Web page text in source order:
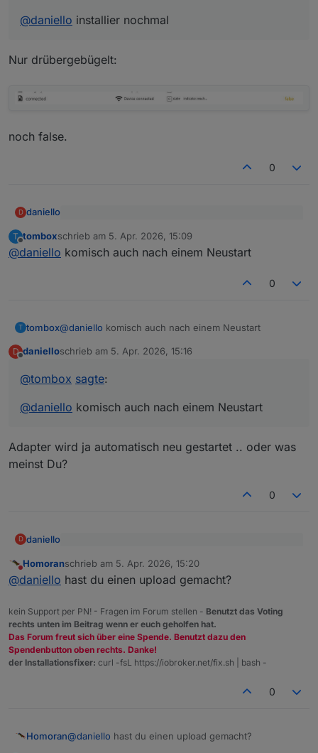
@daniello installier nochmal
Nur drübergebügelt:
noch false.
0
D daniello
@danielloinstallier nochmal
Nur drübergebügelt:
T
Offline
tomboxschrieb am 5. Apr. 2026, 15:09
zuletzt editiert von
@daniello komisch auch nach einem Neustart
0
T tombox@daniello komisch auch nach einem Neustart
D
Offline
danielloschrieb am 5. Apr. 2026, 15:16
zuletzt editiert von
@tombox sagte:
@daniello komisch auch nach einem Neustart
Adapter wird ja automatisch neu gestartet .. oder was
meinst Du?
0
D daniello
@daniellokomisch auch nach einem Neustart
Adapter wird ja automatisch neu gestartet .. oder was
meinst Du?
Nicht stören
Homoranschrieb am 5. Apr. 2026, 15:20
zuletzt editiert von
@daniello hast du einen upload gemacht?
kein Support per PN! - Fragen im Forum stellen - Benutzt das Voting
rechts unten im Beitrag wenn er euch geholfen hat.
Das Forum freut sich über eine Spende. Benutzt dazu den
Spendenbutton oben rechts. Danke!
der Installationsfixer: curl -fsL https://iobroker.net/fix.sh | bash -
0
Homoran@daniello hast du einen upload gemacht?